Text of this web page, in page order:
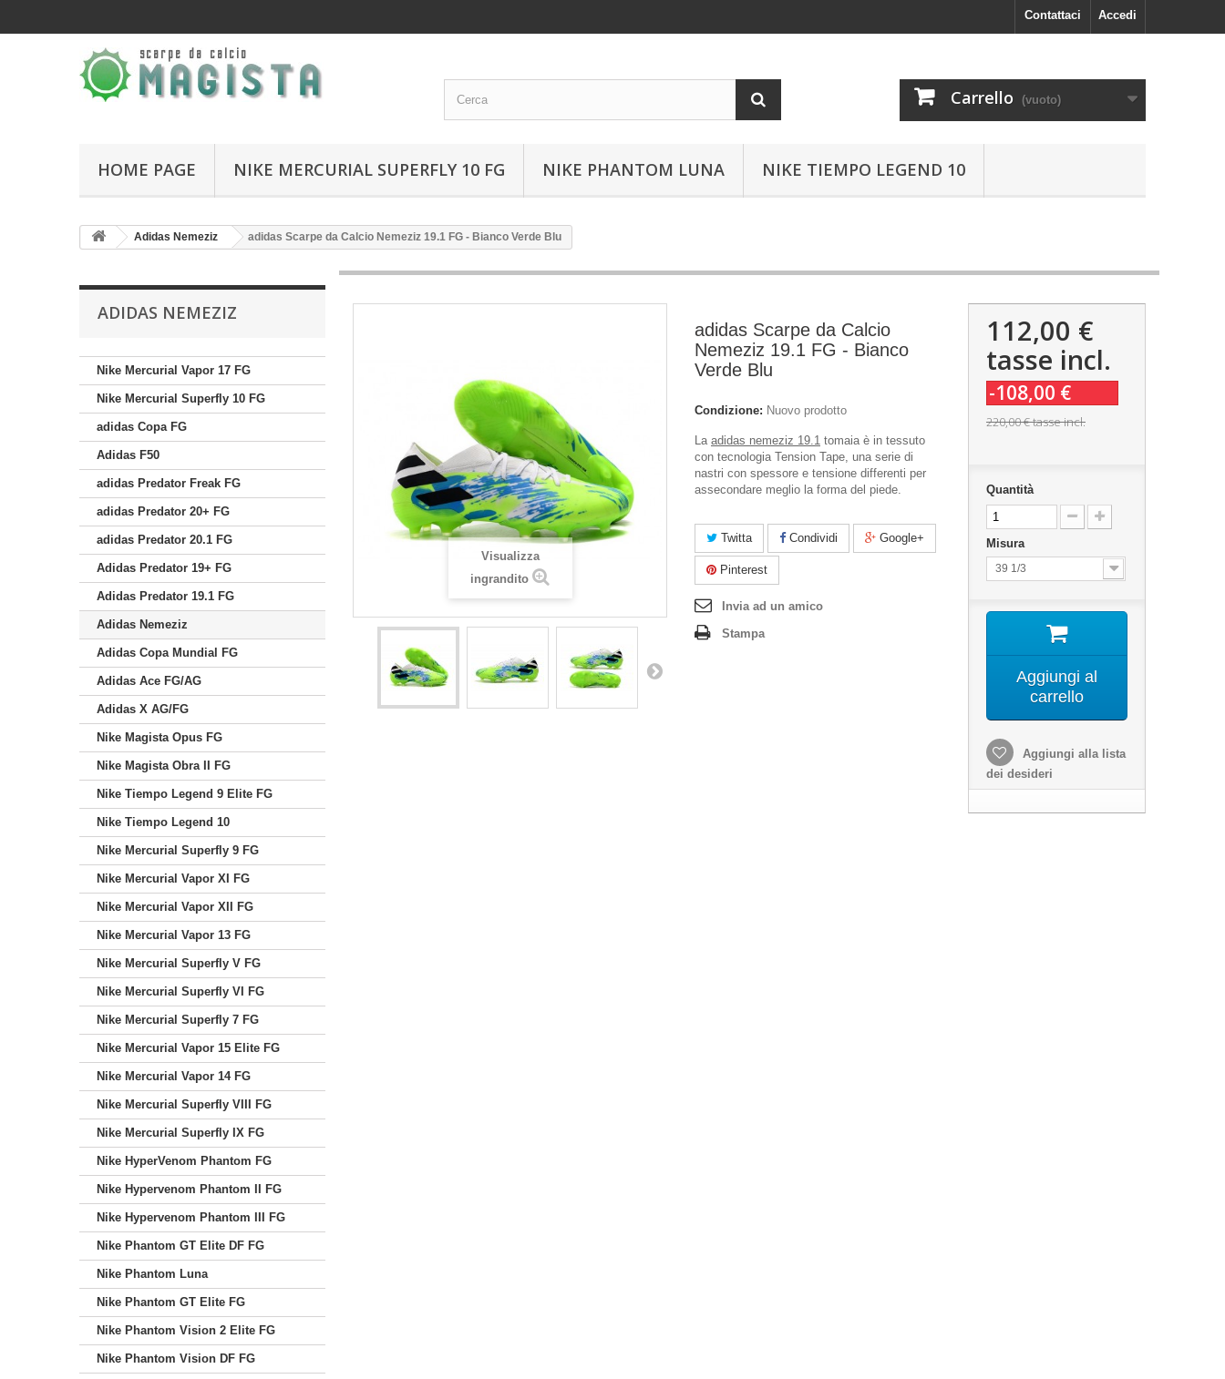
Accedi
Contattaci
Carrello (vuoto)
HOME PAGE NIKE MERCURIAL SUPERFLY 10 FG NIKE PHANTOM LUNA NIKE TIEMPO LEGEND 10
Adidas Nemeziz adidas Scarpe da Calcio Nemeziz 19.1 FG - Bianco Verde Blu
ADIDAS NEMEZIZ
Nike Mercurial Vapor 17 FG
Nike Mercurial Superfly 10 FG
adidas Copa FG
Adidas F50
adidas Predator Freak FG
adidas Predator 20+ FG
adidas Predator 20.1 FG
Adidas Predator 19+ FG
Adidas Predator 19.1 FG
Adidas Nemeziz
Adidas Copa Mundial FG
Adidas Ace FG/AG
Adidas X AG/FG
Nike Magista Opus FG
Nike Magista Obra II FG
Nike Tiempo Legend 9 Elite FG
Nike Tiempo Legend 10
Nike Mercurial Superfly 9 FG
Nike Mercurial Vapor XI FG
Nike Mercurial Vapor XII FG
Nike Mercurial Vapor 13 FG
Nike Mercurial Superfly V FG
Nike Mercurial Superfly VI FG
Nike Mercurial Superfly 7 FG
Nike Mercurial Vapor 15 Elite FG
Nike Mercurial Vapor 14 FG
Nike Mercurial Superfly VIII FG
Nike Mercurial Superfly IX FG
Nike HyperVenom Phantom FG
Nike Hypervenom Phantom II FG
Nike Hypervenom Phantom III FG
Nike Phantom GT Elite DF FG
Nike Phantom Luna
Nike Phantom GT Elite FG
Nike Phantom Vision 2 Elite FG
Nike Phantom Vision DF FG
Visualizza
ingrandito
adidas Scarpe da Calcio
Nemeziz 19.1 FG - Bianco
Verde Blu
Condizione: Nuovo prodotto
La adidas nemeziz 19.1 tomaia è in tessuto
con tecnologia Tension Tape, una serie di
nastri con spessore e tensione differenti per
assecondare meglio la forma del piede.
Twitta Condividi Google+
Pinterest
Invia ad un amico
Stampa
112,00 €
tasse incl.
-108,00 €
220,00 €tasse incl.
Quantità
Misura
39 1/3
Aggiungi al
carrello
Aggiungi alla lista
dei desideri